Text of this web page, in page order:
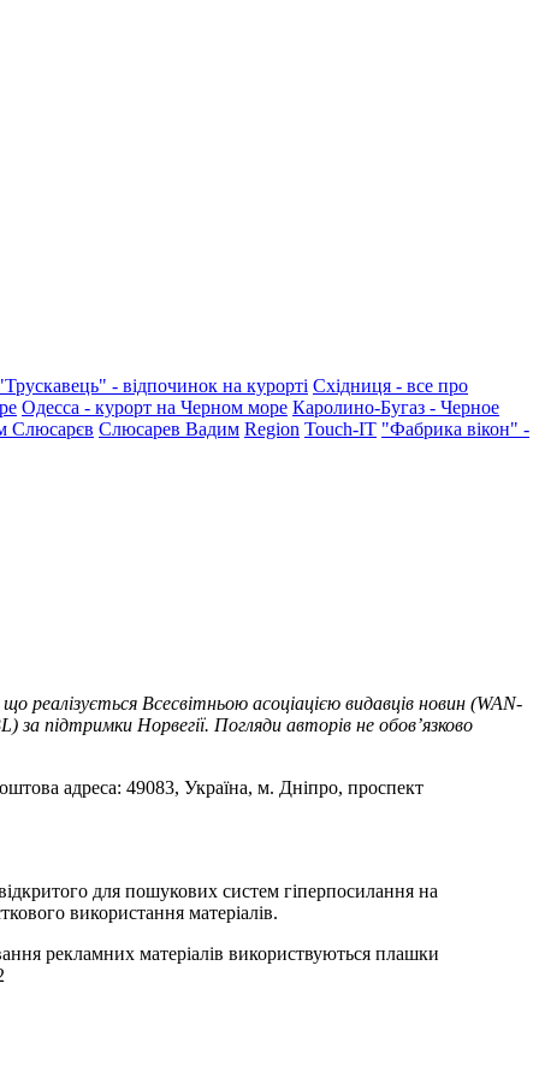
- відпочинок на курорті Східниця - все про
Одесса - курорт на Черном море Каролино-Бугаз - Черное
Слюсарєв Слюсарев Вадим Region Touch-IT "Фабрика вікон" -
Всесвітньою асоціацією видавців новин (WAN-
підтримки Норвегії. Погляди авторів не обов’язково
адреса: 49083, Україна, м. Дніпро, проспект
для пошукових систем гіперпосилання на
використання матеріалів.
рекламних матеріалів використвуються плашки